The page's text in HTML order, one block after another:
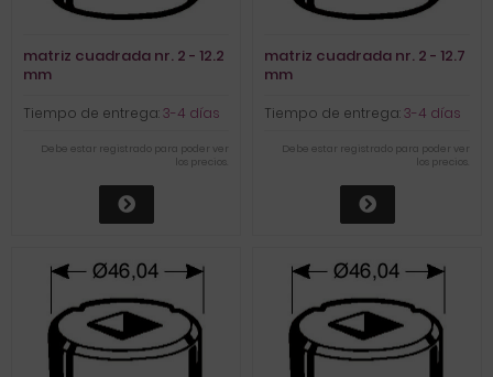
matriz cuadrada nr. 2 - 12.2
mm
Tiempo de entrega:3-4 días
Debe estar registrado para poder ver
los precios.
matriz cuadrada nr. 2 - 12.7
mm
Tiempo de entrega:3-4 días
Debe estar registrado para poder ver
los precios.